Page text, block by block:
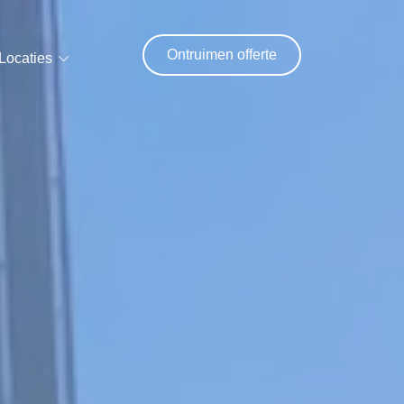
Ontruimen offerte